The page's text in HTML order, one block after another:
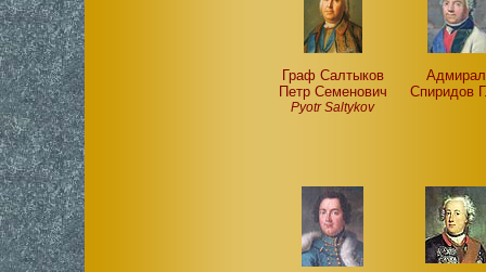
Граф Салтыков
Петр Семенович
Pyotr Saltykov
Адмирал
Спиридов